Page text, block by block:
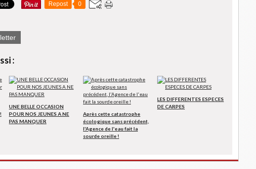
Repost 0
:
UNE BELLE OCCASION
POUR NOS JEUNES A NE
PAS MANQUER
Après cette catastrophe
écologique sans précédent,
l'Agence de l'eau fait la
sourde oreille !
LES DIFFERENTES ESPECES
DE CARPES